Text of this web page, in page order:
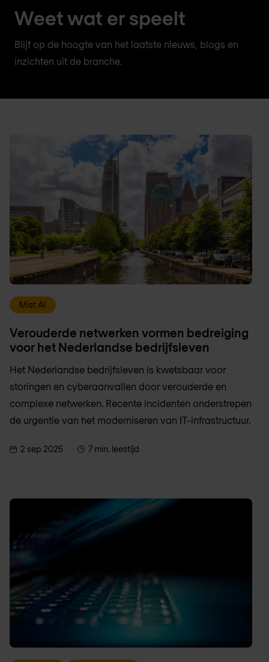
Weet wat er speelt
Blijf op de hoogte van het laatste nieuws, blogs en
inzichten uit de branche.
Mist AI
Verouderde netwerken vormen bedreiging
voor het Nederlandse bedrijfsleven
Het Nederlandse bedrijfsleven is kwetsbaar voor
storingen en cyberaanvallen door verouderde en
complexe netwerken. Recente incidenten onderstrepen
de urgentie van het moderniseren van IT-infrastructuur.
2 sep 2025 7 min. leestijd